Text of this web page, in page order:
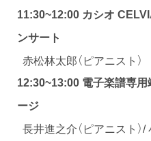
11:30~12:00 カシオ
ンサート
赤松林太郎（ピアニスト）
12:30~13:00 電子楽譜専
ージ
長井進之介（ピアニスト）/